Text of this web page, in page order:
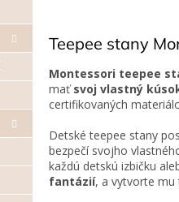
Teepee stany
Montessori teepee
maťsvoj vlastný
certifikovaných
Detské teepee stany
bezpečí svojho
každú detskú izbičku
fantázií, a vytvorte mu